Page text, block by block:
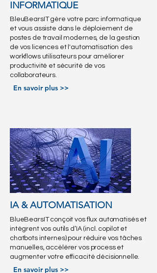
INFORMATIQUE
BleuBearsIT gère votre parc informatique
et vous assiste dans le déploiement de
postes de travail modernes, de la gestion
de vos licences et l'automatisation des
workflows utilisateurs pour améliorer
productivité et sécurité de vos
collaborateurs.
En savoir plus >>
IA & AUTOMATISATION
BlueBearsIT conçoit vos flux automatisés et
intègrent vos outils d’IA (incl. copilot et
chatbots internes) pour réduire vos tâches
manuelles, accélérer vos process et
augmenter votre efficacité décisionnelle.
En savoir plus >>